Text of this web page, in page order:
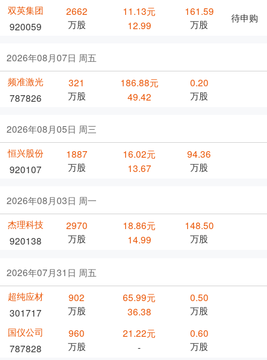
双英集团
920059
2662
万股
11.13元
12.99
161.59
万股
待申购
2026年08月07日 周五
频准激光
787826
321
万股
186.88元
49.42
0.20
万股
2026年08月05日 周三
恒兴股份
920107
1887
万股
16.02元
13.67
94.36
万股
2026年08月03日 周一
杰理科技
920138
2970
万股
18.86元
14.99
148.50
万股
2026年07月31日 周五
超纯应材
301717
902
万股
65.99元
36.38
0.50
万股
国仪公司
787828
960
万股
21.22元
-
0.60
万股